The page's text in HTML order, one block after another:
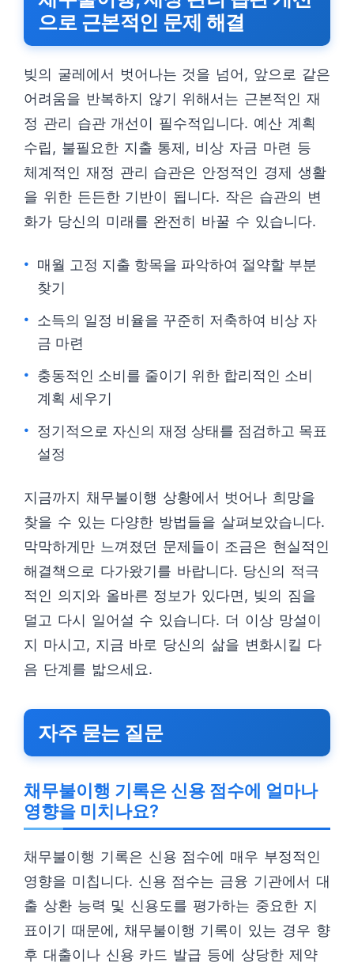
으로 근본적인 문제 해결
빚의 굴레에서 벗어나는 것을 넘어, 앞으로 같은
어려움을 반복하지 않기 위해서는 근본적인 재
정 관리 습관 개선이 필수적입니다. 예산 계획
수립, 불필요한 지출 통제, 비상 자금 마련 등
체계적인 재정 관리 습관은 안정적인 경제 생활
을 위한 든든한 기반이 됩니다. 작은 습관의 변
화가 당신의 미래를 완전히 바꿀 수 있습니다.
매월 고정 지출 항목을 파악하여 절약할 부분
찾기
소득의 일정 비율을 꾸준히 저축하여 비상 자
금 마련
충동적인 소비를 줄이기 위한 합리적인 소비
계획 세우기
정기적으로 자신의 재정 상태를 점검하고 목표
설정
지금까지 채무불이행 상황에서 벗어나 희망을
찾을 수 있는 다양한 방법들을 살펴보았습니다.
막막하게만 느껴졌던 문제들이 조금은 현실적인
해결책으로 다가왔기를 바랍니다. 당신의 적극
적인 의지와 올바른 정보가 있다면, 빚의 짐을
덜고 다시 일어설 수 있습니다. 더 이상 망설이
지 마시고, 지금 바로 당신의 삶을 변화시킬 다
음 단계를 밟으세요.
자주 묻는 질문
채무불이행 기록은 신용 점수에 얼마나
영향을 미치나요?
채무불이행 기록은 신용 점수에 매우 부정적인
영향을 미칩니다. 신용 점수는 금융 기관에서 대
출 상환 능력 및 신용도를 평가하는 중요한 지
표이기 때문에, 채무불이행 기록이 있는 경우 향
후 대출이나 신용 카드 발급 등에 상당한 제약